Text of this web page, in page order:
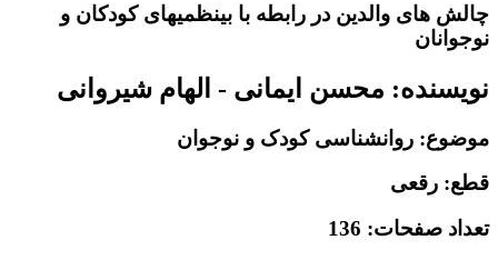
چالش های والدین در رابطه با بی‏‎نظمی‏‎های کودکان و
نوجوانان
نویسنده: محسن ایمانی - الهام شیروانی
موضوع: روانشناسی کودک و نوجوان
قطع: رقعی
تعداد صفحات: 136